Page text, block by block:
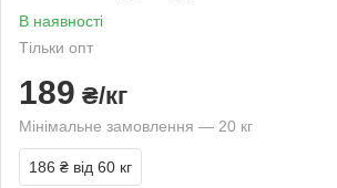
В наявності
Тільки опт
189 ₴/кг
Мінімальне замовлення — 20 кг
186 ₴ від 60 кг